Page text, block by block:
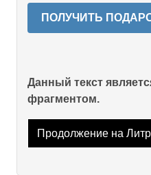
ПОЛУЧИТЬ
Данный текст
фрагментом.
Продолжение на